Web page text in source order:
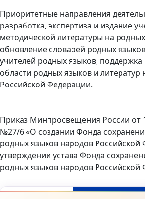
Приоритетные направления
разработка, экспертиза и издание
методической литературы на
обновление словарей родных
учителей родных языков, поддержка
области родных языков и литератур
Российской Федерации.
Приказ Минпросвещения России от
№27/6 «О создании Фонда
родных языков народов Российской
утверждении устава Фонда
родных языков народов Российской